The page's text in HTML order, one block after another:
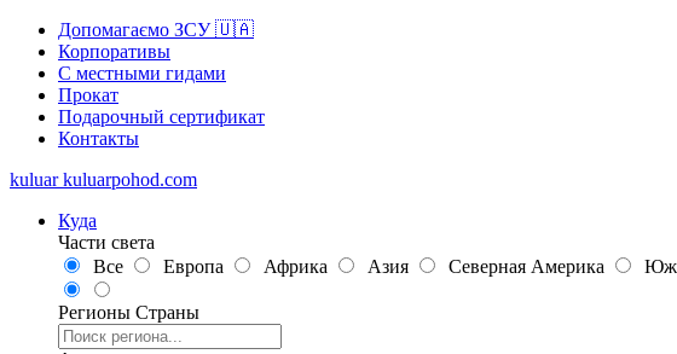
Допомагаємо ЗСУ 🇺🇦
Корпоративы
С местными гидами
Прокат
Подарочный сертификат
Контакты
kuluar kuluarpohod.com
Куда
Части света
Все
Европа Африка Азия Северная Америка
Регионы Страны